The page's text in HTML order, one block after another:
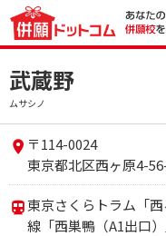
武蔵野
ムサシノ
〒114-0024
東京都北区西ヶ原4-
東京さくらトラム「
線「西巣鴨（A1出口